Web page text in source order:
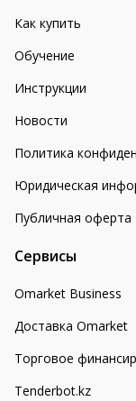
Как купить
Обучение
Инструкции
Новости
Политика
Юридическая
Публичная оферта
Сервисы
Omarket Business
Доставка Omarket
Торговое
Tenderbot.kz